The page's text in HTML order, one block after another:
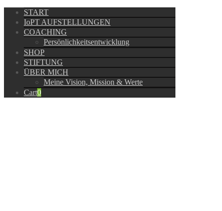
START
IoPT AUFSTELLUNGEN
COACHING
Persönlichkeitsentwicklung
SHOP
STIFTUNG
ÜBER MICH
Meine Vision, Mission & Werte
Cart0